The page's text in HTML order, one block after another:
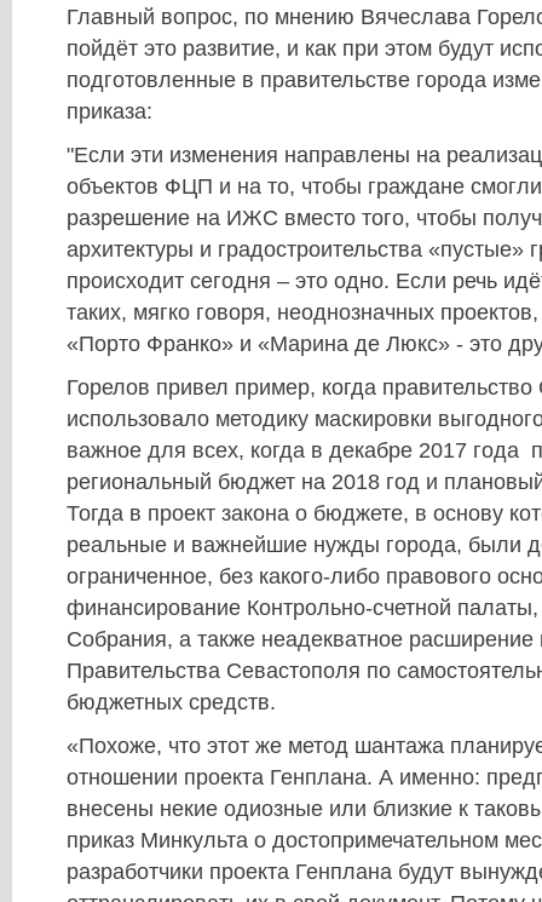
Главный вопрос, по мнению Вячеслава
пойдёт это развитие, и как при этом будут
подготовленные в правительстве города
приказа:
"Если эти изменения направлены на
объектов ФЦП и на то, чтобы граждане
разрешение на ИЖС вместо того, чтобы
архитектуры и градостроительства «пустые»
происходит сегодня – это одно. Если речь
таких, мягко говоря, неоднозначных
«Порто Франко» и «Марина де Люкс» - это
Горелов привел пример, когда
использовало методику маскировки
важное для всех, когда в декабре 2017 года
региональный бюджет на 2018 год и
Тогда в проект закона о бюджете, в основу
реальные и важнейшие нужды города, были
ограниченное, без какого-либо правового
финансирование Контрольно-счетной
Собрания, а также неадекватное
Правительства Севастополя по
бюджетных средств.
«Похоже, что этот же метод шантажа
отношении проекта Генплана. А именно:
внесены некие одиозные или близкие к
приказ Минкульта о достопримечательном
разработчики проекта Генплана будут